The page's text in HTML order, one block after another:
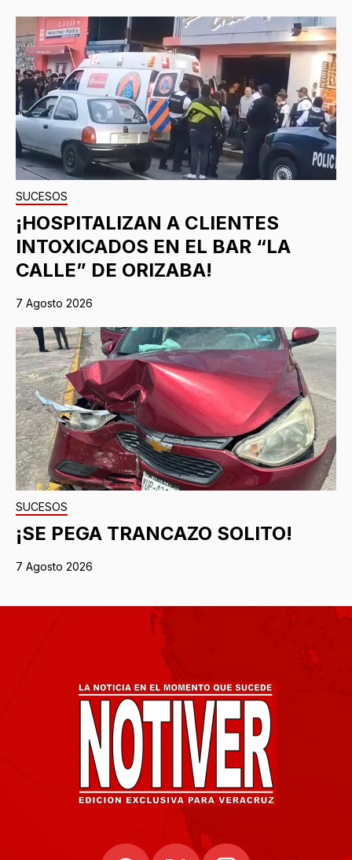
SUCESOS
¡HOSPITALIZAN A CLIENTES
INTOXICADOS EN EL BAR “LA
CALLE” DE ORIZABA!
7 Agosto 2026
SUCESOS
¡SE PEGA TRANCAZO SOLITO!
7 Agosto 2026